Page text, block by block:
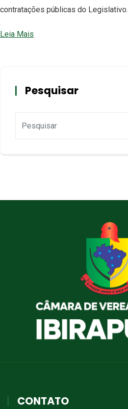
contratações públicas do Legislativo.
Leia Mais
Pesquisar
CONTATO